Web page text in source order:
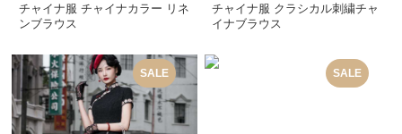
チャイナ服 チャイナカラー リネ
ンブラウス
チャイナ服 クラシカル刺繍チャ
イナブラウス
SALE SALE